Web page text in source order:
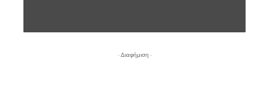
- Διαφήμιση -